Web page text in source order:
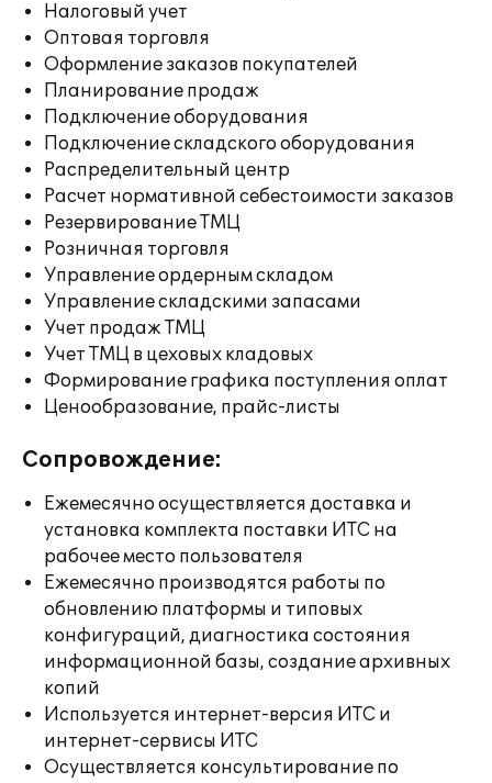
Налоговый учет
Оптовая торговля
Оформление заказов покупателей
Планирование продаж
Подключение оборудования
Подключение складского оборудования
Распределительный центр
Расчет нормативной себестоимости заказов
Резервирование ТМЦ
Розничная торговля
Управление ордерным складом
Управление складскими запасами
Учет продаж ТМЦ
Учет ТМЦ в цеховых кладовых
Формирование графика поступления оплат
Ценообразование, прайс-листы
Сопровождение:
Ежемесячно осуществляется доставка и
установка комплекта поставки ИТС на
рабочее место пользователя
Ежемесячно производятся работы по
обновлению платформы и типовых
конфигураций, диагностика состояния
информационной базы, создание архивных
копий
Используется интернет-версия ИТС и
интернет-сервисы ИТС
Осуществляется консультирование по